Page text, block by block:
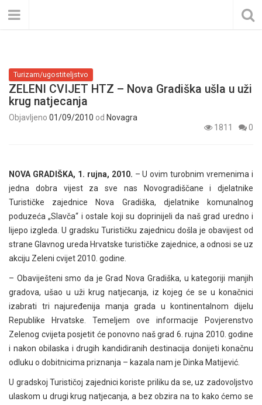
Turizam/ugostiteljstvo
ZELENI CVIJET HTZ – Nova Gradiška ušla u uži
krug natjecanja
Objavljeno 01/09/2010 od Novagra
1811
0
NOVA GRADIŠKA, 1. rujna, 2010. – U ovim turobnim vremenima i
jedna dobra vijest za sve nas Novogradiščane i djelatnike
Turističke zajednice Nova Gradiška, djelatnike komunalnog
poduzeća „Slavča“ i ostale koji su doprinijeli da naš grad uredno i
lijepo izgleda. U gradsku Turističku zajednicu došla je obavijest od
strane Glavnog ureda Hrvatske turističke zajednice, a odnosi se uz
akciju Zeleni cvijet 2010. godine.
– Obaviješteni smo da je Grad Nova Gradiška, u kategoriji manjih
gradova, ušao u uži krug natjecanja, iz kojeg će se u konačnici
izabrati tri najuređenija manja grada u kontinentalnom dijelu
Republike Hrvatske. Temeljem ove informacije Povjerenstvo
Zelenog cvijeta posjetit će ponovno naš grad 6. rujna 2010. godine
i nakon obilaska i drugih kandidiranih destinacija donijeti konačnu
odluku o dobitnicima priznanja – kazala nam je Dinka Matijević.
U gradskoj Turističoj zajednici koriste priliku da se, uz zadovoljstvo
ulaskom u drugi krug natjecanja, a bez obzira na to kako ćemo se